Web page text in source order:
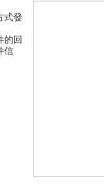
式發
的回
信